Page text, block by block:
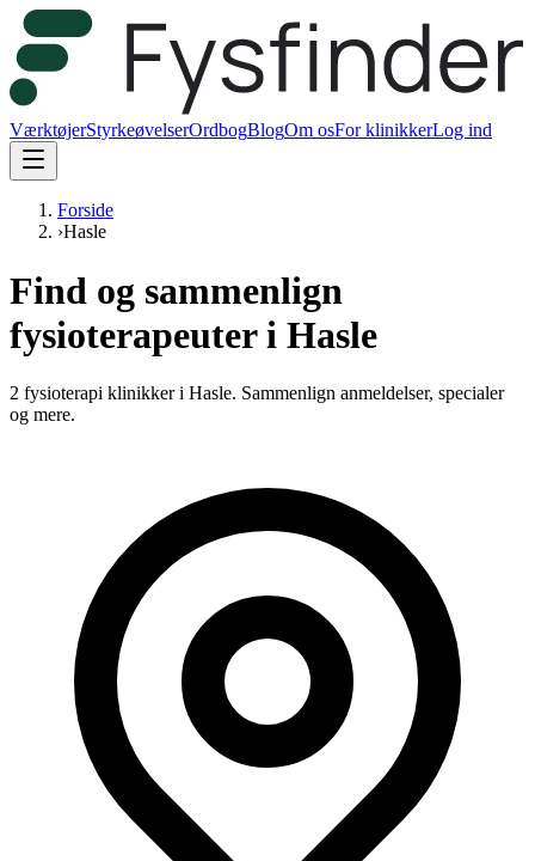
VærktøjerStyrkeøvelserOrdbogBlogOm osFor klinikkerLog ind
Forside
›Hasle
Find og sammenlign
fysioterapeuter i Hasle
2 fysioterapi klinikker i Hasle. Sammenlign anmeldelser, specialer
og mere.